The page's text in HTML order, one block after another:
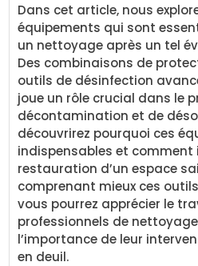
Dans cet article, nous
équipements qui sont
un nettoyage après un tel
Des combinaisons de
outils de désinfection
joue un rôle crucial dans le
décontamination et de
découvrirez pourquoi ces
indispensables et
restauration d’un espace
comprenant mieux ces
vous pourrez apprécier le
professionnels de
l’importance de leur
en deuil.